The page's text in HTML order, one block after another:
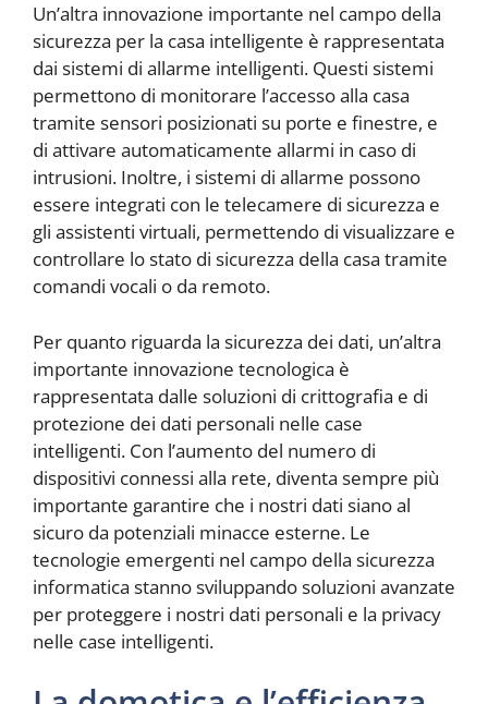
Un’altra innovazione importante nel campo della
sicurezza per la casa intelligente è rappresentata
dai sistemi di allarme intelligenti. Questi sistemi
permettono di monitorare l’accesso alla casa
tramite sensori posizionati su porte e finestre, e
di attivare automaticamente allarmi in caso di
intrusioni. Inoltre, i sistemi di allarme possono
essere integrati con le telecamere di sicurezza e
gli assistenti virtuali, permettendo di visualizzare e
controllare lo stato di sicurezza della casa tramite
comandi vocali o da remoto.
Per quanto riguarda la sicurezza dei dati, un’altra
importante innovazione tecnologica è
rappresentata dalle soluzioni di crittografia e di
protezione dei dati personali nelle case
intelligenti. Con l’aumento del numero di
dispositivi connessi alla rete, diventa sempre più
importante garantire che i nostri dati siano al
sicuro da potenziali minacce esterne. Le
tecnologie emergenti nel campo della sicurezza
informatica stanno sviluppando soluzioni avanzate
per proteggere i nostri dati personali e la privacy
nelle case intelligenti.